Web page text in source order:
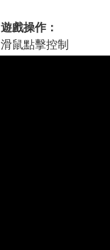
遊戲操作：
滑鼠點擊控制